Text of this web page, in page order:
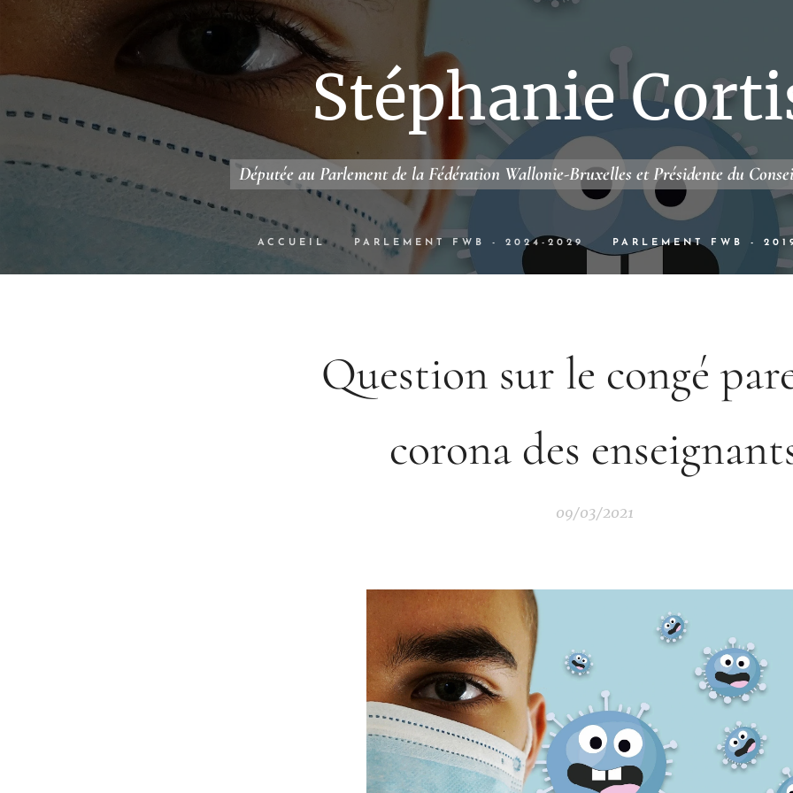
Stéphanie
Députée au Parlement de la Fédération Wallonie-Bruxelles et Présidente du
ACCUEIL PARLEMENT FWB - 2024-2029 PARLEMENT FWB -
Question sur le congé
corona des
09/03/2021